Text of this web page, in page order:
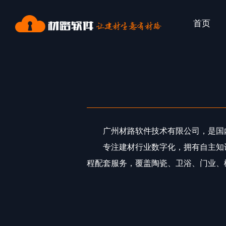
首页
广州材路软件技术有限公司，是
专注建材行业数字化，拥有自主
程配套服务，覆盖陶瓷、卫浴、门业